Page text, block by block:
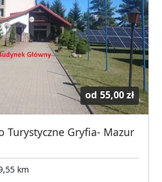
od 55,00 zł
Turystyczne Gryfia- Mazur
km